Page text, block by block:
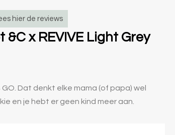
hier de reviews
&C x REVIVE Light Grey
Dat denkt elke mama (of papa) wel
en je hebt er geen kind meer aan.